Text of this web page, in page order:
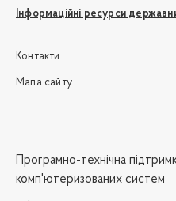
Інформаційні ресурси
Контакти
Мапа сайту
Програмно-технічна
комп'ютеризованих систем